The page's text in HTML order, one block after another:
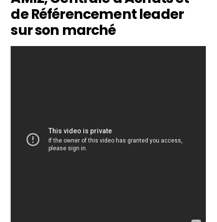
de Référencement leader
sur son marché